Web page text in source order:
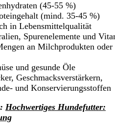
(45-55 %)
(mind. 35-45 %)
in Lebensmittelqualität
Spurenelemente und
an Milchprodukten oder
und gesunde Öle
Geschmacksverstärkern,
und Konservierungsstoffen
Hochwertiges Hundefutter: